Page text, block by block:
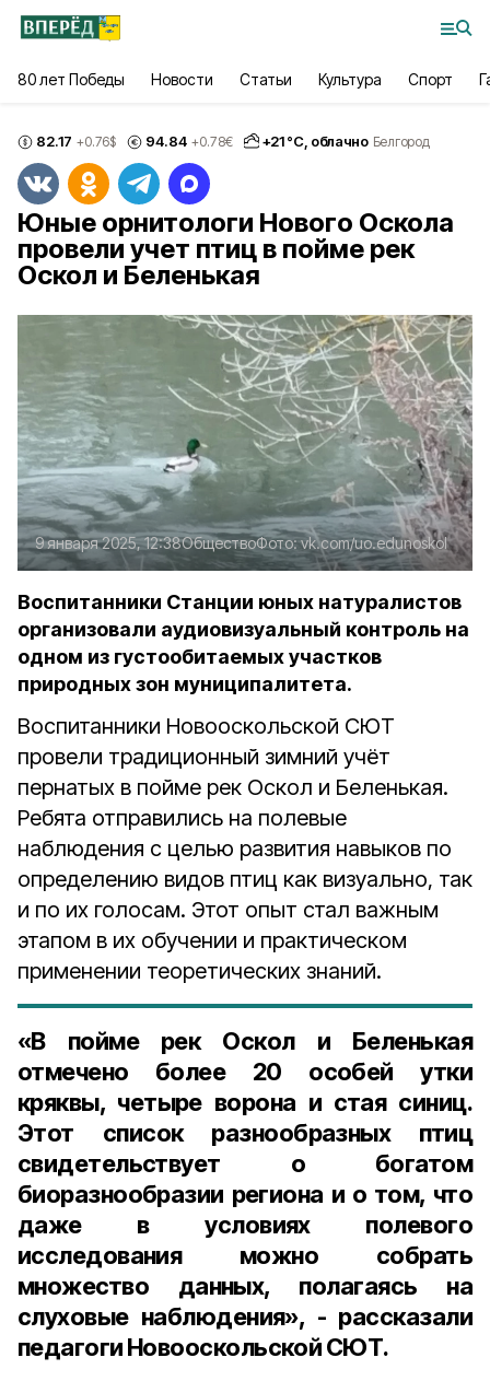
80 лет Победы Новости Статьи Культура Спорт
82.17 +0.76$ 94.84 +0.78€ +21°С, облачно Белгород
Юные орнитологи Нового Оскола
провели учет птиц в пойме рек
Оскол и Беленькая
9 января 2025, 12:38ОбществоФото:vk.com/uo.edunoskol
Воспитанники Станции юных натуралистов
организовали аудиовизуальный контроль на
одном из густообитаемых участков
природных зон муниципалитета.
Воспитанники Новооскольской СЮТ
провели традиционный зимний учёт
пернатых в пойме рек Оскол и Беленькая.
Ребята отправились на полевые
наблюдения с целью развития навыков по
определению видов птиц как визуально, так
и по их голосам. Этот опыт стал важным
этапом в их обучении и практическом
применении теоретических знаний.
«В пойме рек Оскол и Беленькая
отмечено более 20 особей утки
кряквы, четыре ворона и стая синиц.
Этот список разнообразных птиц
свидетельствует о богатом
биоразнообразии региона и о том, что
даже в условиях полевого
исследования можно собрать
множество данных, полагаясь на
слуховые наблюдения», - рассказали
педагоги Новооскольской СЮТ.